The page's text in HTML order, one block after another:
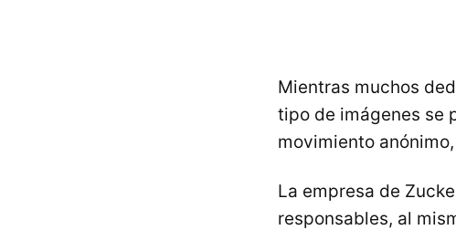
Mientras muchos
tipo de imágenes se
movimiento anónimo,
La empresa de
responsables, al